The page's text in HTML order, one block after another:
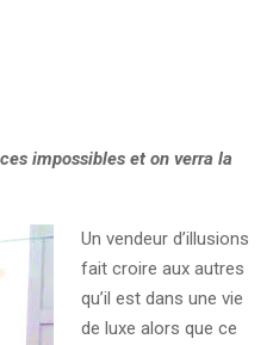
impossibles et on verra la
Un vendeur d’illusions
fait croire aux autres
qu’il est dans une vie
de luxe alors que ce